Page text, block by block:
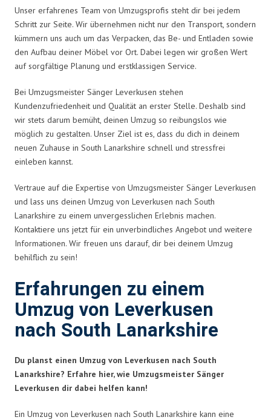
Unser erfahrenes Team von Umzugsprofis steht dir bei jedem
Schritt zur Seite. Wir übernehmen nicht nur den Transport, sondern
kümmern uns auch um das Verpacken, das Be- und Entladen sowie
den Aufbau deiner Möbel vor Ort. Dabei legen wir großen Wert
auf sorgfältige Planung und erstklassigen Service.
Bei Umzugsmeister Sänger Leverkusen stehen
Kundenzufriedenheit und Qualität an erster Stelle. Deshalb sind
wir stets darum bemüht, deinen Umzug so reibungslos wie
möglich zu gestalten. Unser Ziel ist es, dass du dich in deinem
neuen Zuhause in South Lanarkshire schnell und stressfrei
einleben kannst.
Vertraue auf die Expertise von Umzugsmeister Sänger Leverkusen
und lass uns deinen Umzug von Leverkusen nach South
Lanarkshire zu einem unvergesslichen Erlebnis machen.
Kontaktiere uns jetzt für ein unverbindliches Angebot und weitere
Informationen. Wir freuen uns darauf, dir bei deinem Umzug
behilflich zu sein!
Erfahrungen zu einem
Umzug von Leverkusen
nach South Lanarkshire
Du planst einen Umzug von Leverkusen nach South
Lanarkshire? Erfahre hier, wie Umzugsmeister Sänger
Leverkusen dir dabei helfen kann!
Ein Umzug von Leverkusen nach South Lanarkshire kann eine